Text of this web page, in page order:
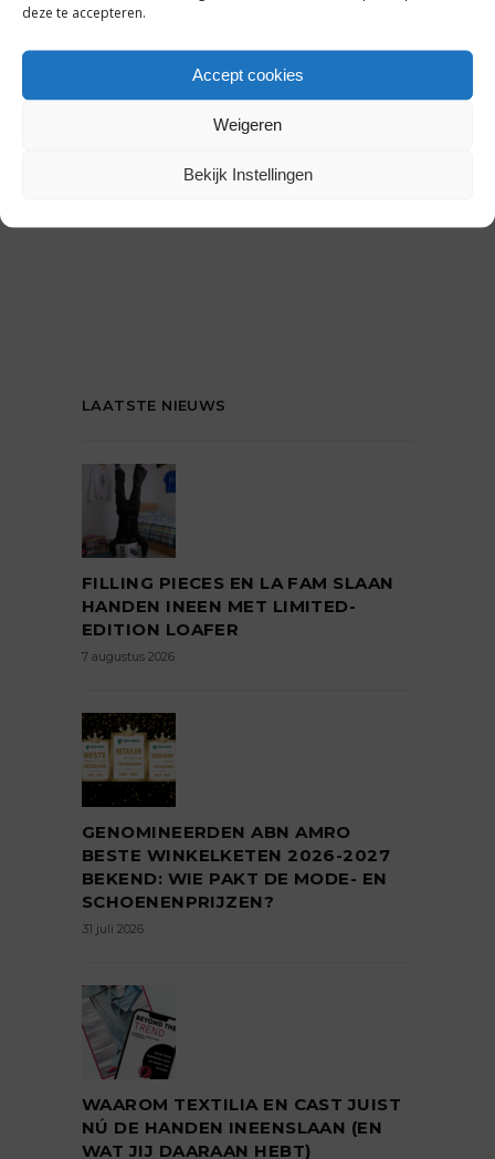
deze te accepteren.
Accept cookies
Weigeren
Bekijk Instellingen
LAATSTE NIEUWS
FILLING PIECES EN LA FAM SLAAN
HANDEN INEEN MET LIMITED-
EDITION LOAFER
7 augustus 2026
GENOMINEERDEN ABN AMRO
BESTE WINKELKETEN 2026-2027
BEKEND: WIE PAKT DE MODE- EN
SCHOENENPRIJZEN?
31 juli 2026
WAAROM TEXTILIA EN CAST JUIST
NÚ DE HANDEN INEENSLAAN (EN
WAT JIJ DAARAAN HEBT)